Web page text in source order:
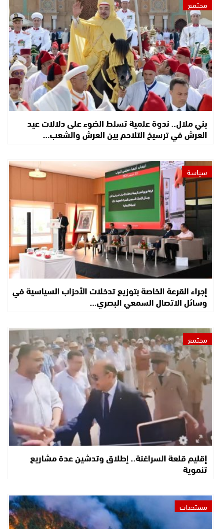
مجتمع
بني ملال.. ندوة علمية تسلط الضوء على دلالات عيد
العرش في ترسيخ التلاحم بين العرش والشعب…
سياسة
إجراء القرعة الخاصة بتوزيع تدخلات الأحزاب السياسية في
وسائل الاتصال السمعي البصري…
مجتمع
إقليم قلعة السراغنة.. إطلاق وتدشين عدة مشاريع
تنموية
مستجدات